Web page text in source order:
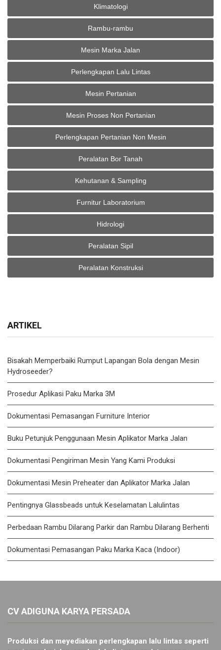
Klimatologi
Rambu-rambu
Mesin Marka Jalan
Perlengkapan Lalu Lintas
Mesin Pertanian
Mesin Proses Non Pertanian
Perlengkapan Pertanian Non Mesin
Peralatan Bor Tanah
Kehutanan & Sampling
Furnitur Laboratorium
Hidrologi
Peralatan Sipil
Peralatan Konstruksi
ARTIKEL
Bisakah Memperbaiki Rumput Lapangan Bola dengan Mesin
Hydroseeder?
Prosedur Aplikasi Paku Marka 3M
Dokumentasi Pemasangan Furniture Interior
Buku Petunjuk Penggunaan Mesin Aplikator Marka Jalan
Dokumentasi Pengiriman Mesin Yang Kami Produksi
Dokumentasi Mesin Preheater dan Aplikator Marka Jalan
Pentingnya Glassbeads untuk Keselamatan Lalulintas
Perbedaan Rambu Dilarang Parkir dan Rambu Dilarang Berhenti
Dokumentasi Pemasangan Paku Marka Kaca (Indoor)
CV ADIGUNA KARYA PERSADA
Produksi dan meyediakan perlengkapan lalu lintas seperti